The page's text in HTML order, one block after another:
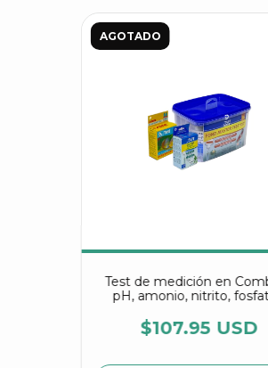
AGOTADO
Test de medición en
pH, amonio, nitrito,
disuelto
$107.95 USD